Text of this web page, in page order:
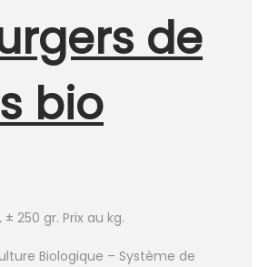
de
bio
250 gr. Prix au kg.
Biologique – Système de